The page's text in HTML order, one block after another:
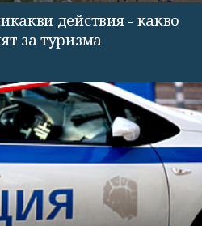
действия - какво
за туризма